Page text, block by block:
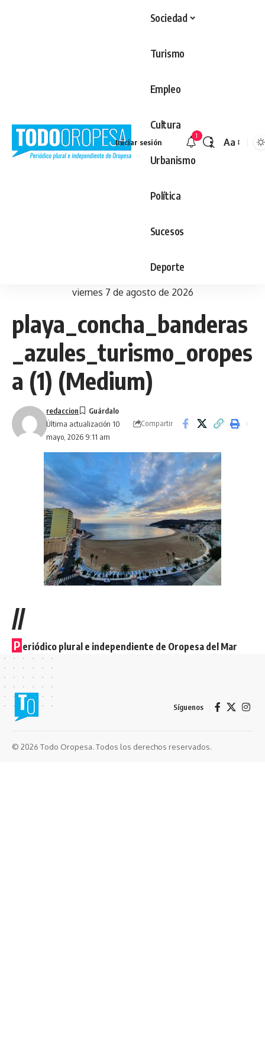
Sociedad
Turismo
Empleo
Cultura
Urbanismo
Política
Sucesos
Deporte
Iniciar sesión
1
Aa
viernes 7 de agosto de 2026
playa_concha_banderas
_azules_turismo_oropes
a (1) (Medium)
Última actualización 10
mayo, 2026 9:11 am
redaccion
Compartir
//
P eriódico plural e independiente de Oropesa del Mar
Síguenos
© 2026 Todo Oropesa. Todos los derechos reservados.